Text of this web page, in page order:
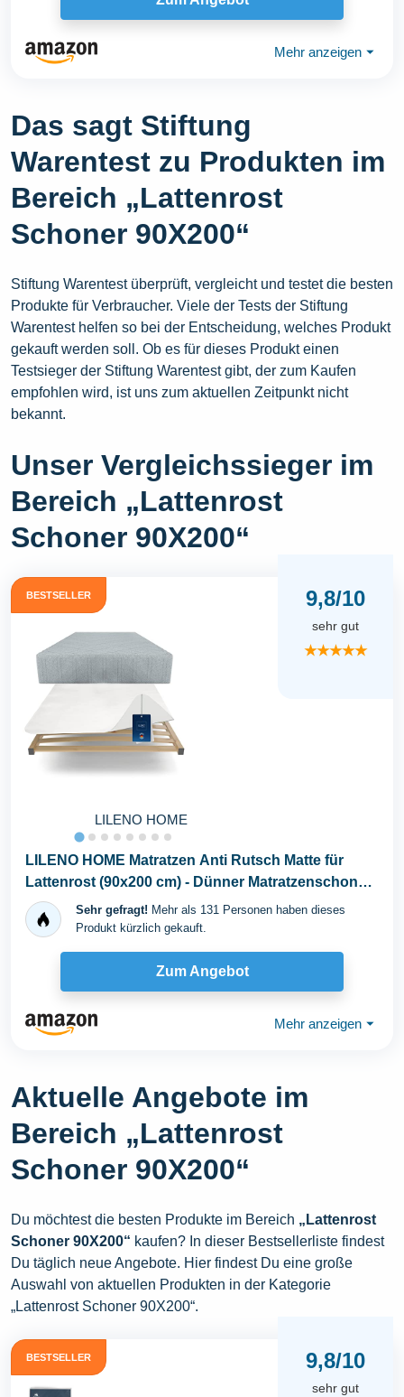
Mehr anzeigen ⏷
Das sagt Stiftung
Warentest zu Produkten im
Bereich „Lattenrost
Schoner 90X200“
Stiftung Warentest überprüft, vergleicht und testet die besten
Produkte für Verbraucher. Viele der Tests der Stiftung
Warentest helfen so bei der Entscheidung, welches Produkt
gekauft werden soll. Ob es für dieses Produkt einen
Testsieger der Stiftung Warentest gibt, der zum Kaufen
empfohlen wird, ist uns zum aktuellen Zeitpunkt nicht
bekannt.
Unser Vergleichssieger im
Bereich „Lattenrost
Schoner 90X200“
BESTSELLER
LILENO HOME
9,8/10
sehr gut
★★★★★
LILENO HOME Matratzen Anti Rutsch Matte für
Lattenrost (90x200 cm) - Dünner Matratzenschoner
für...
Sehr gefragt! Mehr als 131 Personen haben dieses
Produkt kürzlich gekauft.
Zum Angebot
Mehr anzeigen ⏷
Aktuelle Angebote im
Bereich „Lattenrost
Schoner 90X200“
Du möchtest die besten Produkte im Bereich „Lattenrost
Schoner 90X200“ kaufen? In dieser Bestsellerliste findest
Du täglich neue Angebote. Hier findest Du eine große
Auswahl von aktuellen Produkten in der Kategorie
„Lattenrost Schoner 90X200“.
BESTSELLER 9,8/10
sehr gut